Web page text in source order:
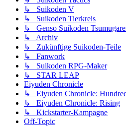
↳ Suikoden V
↳ Suikoden Tierkreis
↳ Genso Suikoden
↳ Archiv
↳ Zukünftige Suikoden-Teile
↳ Fanwork
↳ Suikoden RPG-Maker
↳ STAR LEAP
Eiyuden Chronicle
↳ Eiyuden Chronicle:
↳ Eiyuden Chronicle: Rising
↳ Kickstarter-Kampagne
Off-Topic